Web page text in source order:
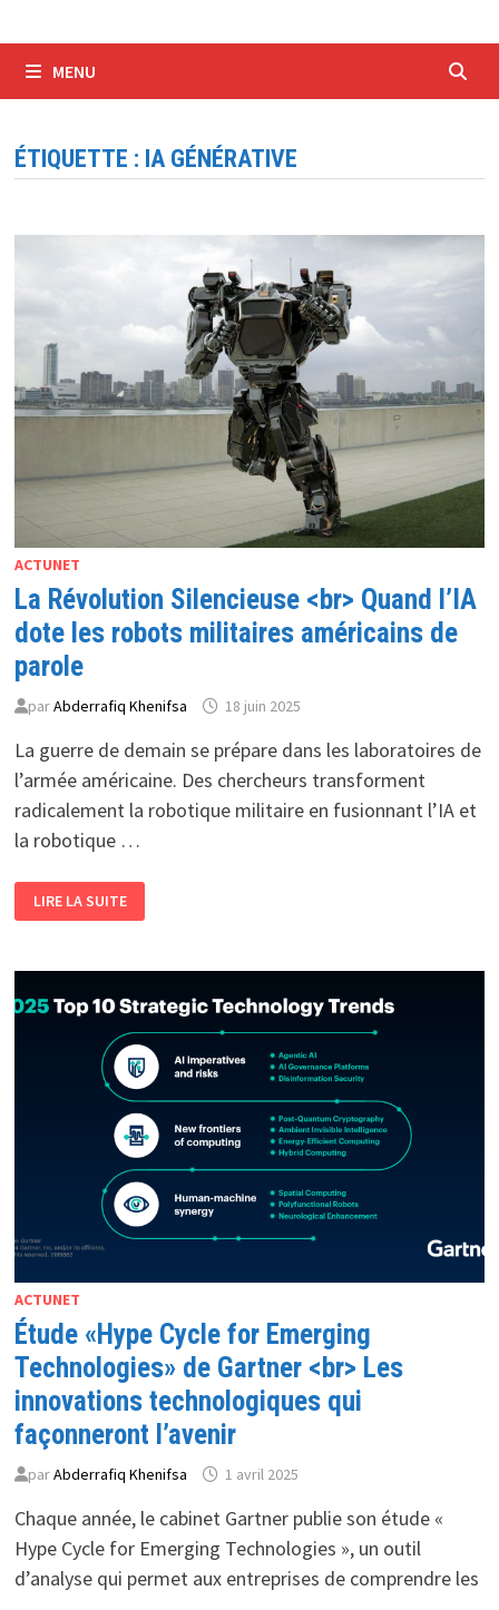
MENU
ÉTIQUETTE : IA GÉNÉRATIVE
ACTUNET
La Révolution Silencieuse <br> Quand l’IA
dote les robots militaires américains de
parole
parAbderrafiq Khenifsa 18 juin 2025
La guerre de demain se prépare dans les laboratoires de
l’armée américaine. Des chercheurs transforment
radicalement la robotique militaire en fusionnant l’IA et
la robotique …
RÉVOLUTION
SILENCIEUSE
L’IA
LES
ROBOTS
AMÉRICAINS
LIRE LA SUITE
ACTUNET
Étude «Hype Cycle for Emerging
Technologies» de Gartner <br> Les
innovations technologiques qui
façonneront l’avenir
parAbderrafiq Khenifsa 1 avril 2025
Chaque année, le cabinet Gartner publie son étude «
Hype Cycle for Emerging Technologies », un outil
d’analyse qui permet aux entreprises de comprendre les